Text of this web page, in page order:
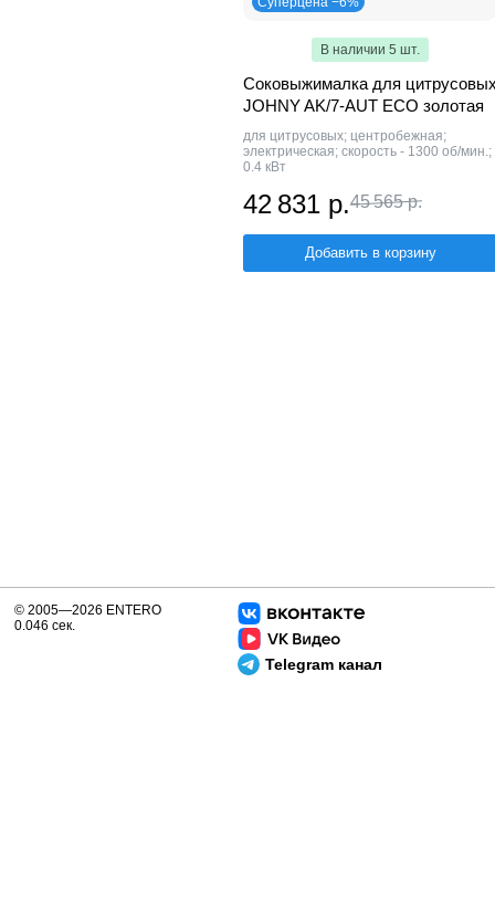
В наличии 5 шт.
Соковыжималка для
JOHNY AK/7-AUT ECO золотая
для цитрусовых; центробежная;
электрическая; скорость - 1300 об/мин.;
0.4 кВт
42 831 р.45 565 р.
Добавить в корзину
Telegram канал
© 2005—2026 ENTERO
0.046 сек.